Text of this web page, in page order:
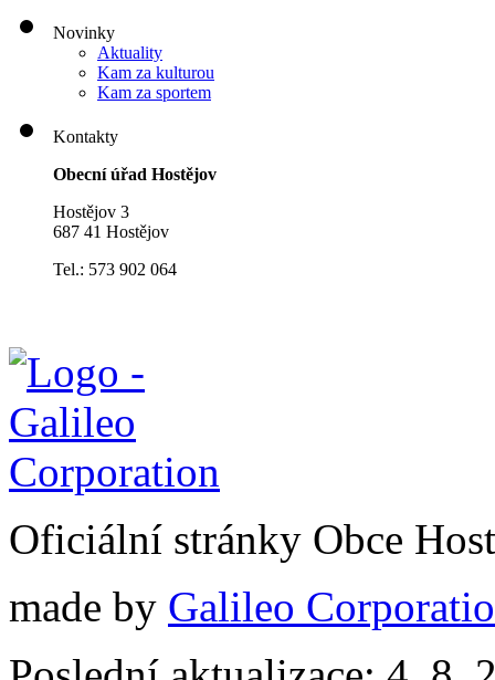
Novinky
Aktuality
Kam za kulturou
Kam za sportem
Kontakty
Obecní úřad Hostějov
Hostějov 3
687 41 Hostějov
Tel.: 573 902 064
Oficiální stránky Obce
made by Galileo